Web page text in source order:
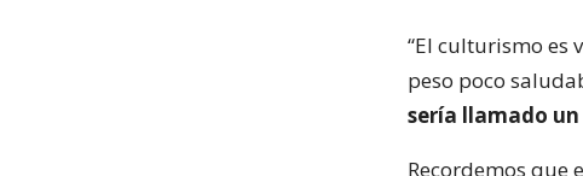
“El culturismo es
peso poco
sería llamado
Recordemos que